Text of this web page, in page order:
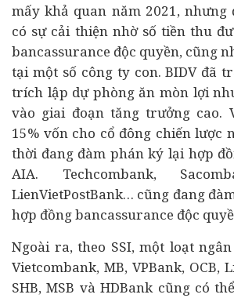
mấy khả quan năm 2021, nhưng
có sự cải thiện nhờ số tiền thu
bancassurance độc quyền, cũng
tại một số công ty con. BIDV đã
trích lập dự phòng ăn mòn lợi
vào giai đoạn tăng trưởng cao.
15% vốn cho cổ đông chiến lược
thời đang đàm phán ký lại hợp
AIA. Techcombank,
LienVietPostBank… cũng đang
hợp đồng bancassurance độc
Ngoài ra, theo SSI, một loạt
Vietcombank, MB, VPBank, OCB,
SHB, MSB và HDBank cũng có